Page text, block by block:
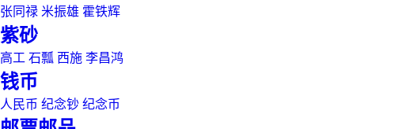
张同禄 米振雄 霍铁辉
紫砂
高工 石瓢 西施 李昌鸿
钱币
人民币 纪念钞 纪念币